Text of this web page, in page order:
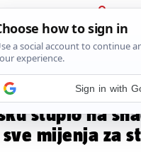
PRIJAVA
News
GUŽVE
provjere
stupio na
mijenja za
Sign in with